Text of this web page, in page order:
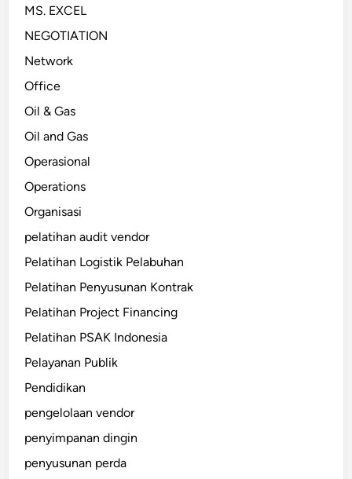
MS. EXCEL
NEGOTIATION
Network
Office
Oil & Gas
Oil and Gas
Operasional
Operations
Organisasi
pelatihan audit vendor
Pelatihan Logistik Pelabuhan
Pelatihan Penyusunan Kontrak
Pelatihan Project Financing
Pelatihan PSAK Indonesia
Pelayanan Publik
Pendidikan
pengelolaan vendor
penyimpanan dingin
penyusunan perda